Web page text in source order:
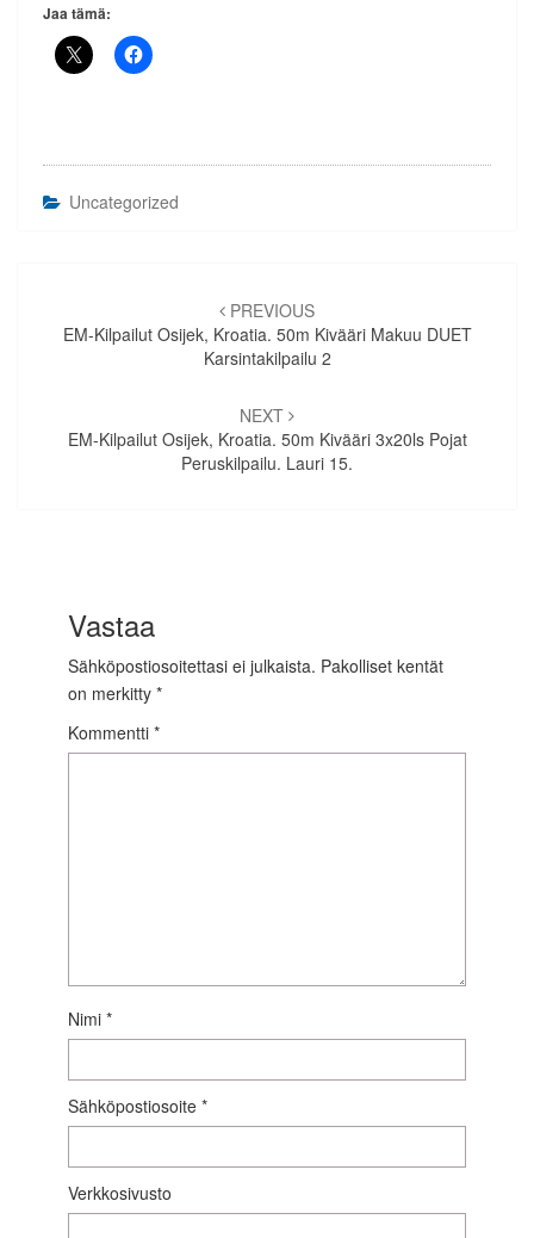
Jaa tämä:
Uncategorized
selaus
PREVIOUS
EM-Kilpailut Osijek, Kroatia. 50m Kivääri Makuu DUET
Karsintakilpailu 2
NEXT
EM-Kilpailut Osijek, Kroatia. 50m Kivääri 3x20ls Pojat
Peruskilpailu. Lauri 15.
Vastaa
Sähköpostiosoitettasi ei julkaista. Pakolliset kentät
on merkitty *
Kommentti *
Nimi *
Sähköpostiosoite *
Verkkosivusto